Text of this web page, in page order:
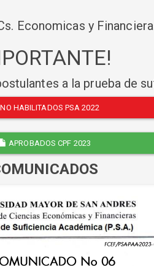
Economicas y
a la prueba de
NO HABILITADOS PSA 2022
APROBADOS CPF 2023